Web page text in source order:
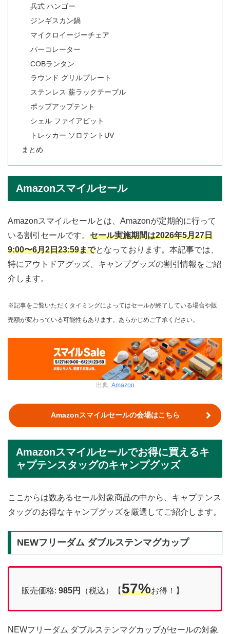
兵式 ハンゴー
ジンギスカン鍋
マイクロイージーチェア
パーコレーター
COBランタン
ラウンド グリルプレート
ステンレス 薪ラックテーブル
ポップアップテント
シェル ファイアピット
トレッカー ソロテントUV
まとめ
Amazonスマイルセール
Amazonスマイルセールとは、Amazonが定期的に行って
いる割引セールです。 セール実施期間は2026年5月27日
9:00〜6月2日23:59までとなっております。本記事では、
特にアウトドアグッズ、キャンプグッズの割引情報をご紹
介します。
※記事をご覧いただくタイミングによってはセールが終了している場合や販
売額が変わっている可能性もあります。あらかじめご了承ください。
出典: Amazon
Amazonスマイルセールの会場はこちら
Amazonスマイルセールでお得に買えるキ
ャプテンスタッグのキャンプグッズ
ここからは数あるセール対象商品の中から、キャプテンス
タッグのお得なキャンプグッズを厳選してご紹介します。
NEWフリーダム ダブルステンマグカップ
販売価格: 985円 （税込）【57%お得！】
NEWフリーダム ダブルステンマグカップがセールの対象